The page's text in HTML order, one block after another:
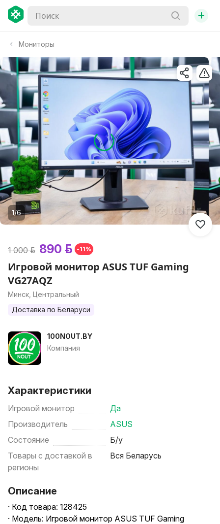
+
Мониторы
1/6
1 000 р. 890 р. -11%
Игровой монитор ASUS TUF Gaming
VG27AQZ
Минск, Центральный
Доставка по Беларуси
100NOUT.BY
Компания
Характеристики
Игровой монитор
Да
Производитель
ASUS
Состояние
Б/у
Товары с доставкой в
регионы
Вся Беларусь
Описание
· Код товара: 128425
· Модель: Игровой монитор ASUS TUF Gaming